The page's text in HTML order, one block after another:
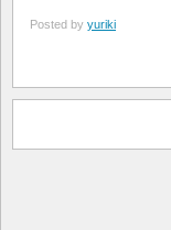
Posted by yuriki